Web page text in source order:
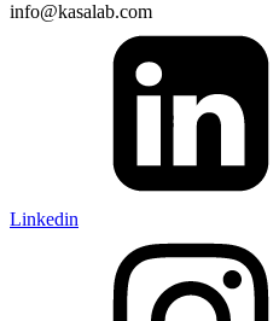
info@kasalab.com
Linkedin